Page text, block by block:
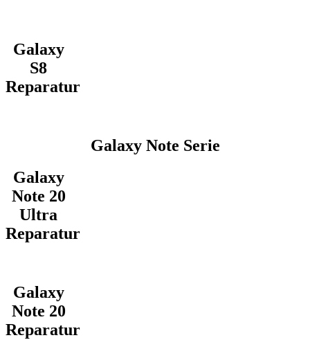
Galaxy
S8
Reparatur
Galaxy Note Serie
Galaxy
Note 20
Ultra
Reparatur
Galaxy
Note 20
Reparatur